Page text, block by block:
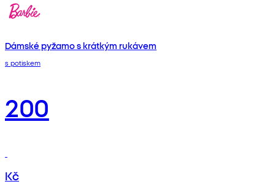
Dámské pyžamo s krátkým rukávem
s potiskem
200
Kč